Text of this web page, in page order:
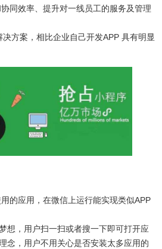
同效率、提升对一线员工的服务及管理
方案，相比企业自己开发APP 具有明显
的应用，在微信上运行能实现类似APP
想，用户扫一扫或者搜一下即可打开应
念，用户不用关心是否安装太多应用的